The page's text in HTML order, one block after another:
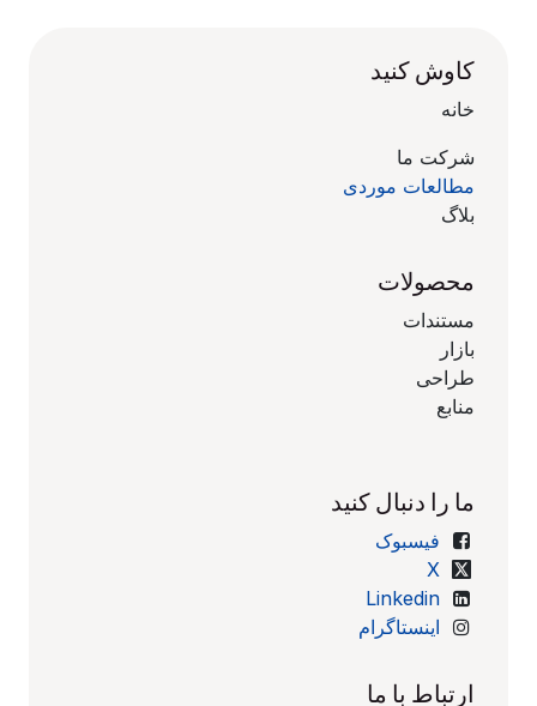
کاوش کنید
خانه
شرکت ما
مطالعات موردی
بلاگ
محصولات
مستندات
بازار
طراحی
منابع
ما را دنبال کنید
فیسبوک
X
Linkedin
اینستاگرام
ارتباط با ما